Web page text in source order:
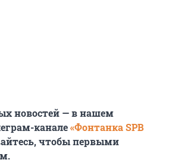
новостей — в нашем
канале«Фонтанка SPB
чтобы первыми